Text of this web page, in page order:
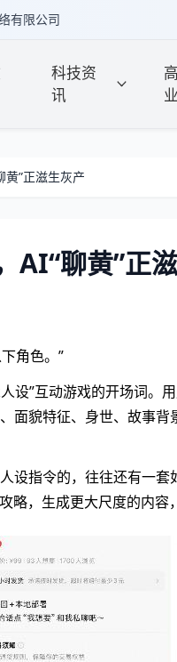
有限公司
科技资
讯
业
”正滋生灰产
AI“聊黄”正
角色。”
设”互动游戏的开场词。
面貌特征、身世、故事
指令的，往往还有一套
，生成更大尺度的内容